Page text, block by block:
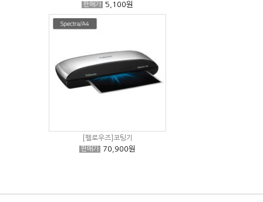
판매가 5,100원
[펠로우즈]코팅기
판매가 70,900원